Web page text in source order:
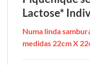
Lactose*
Numa linda
medidas 22cm X